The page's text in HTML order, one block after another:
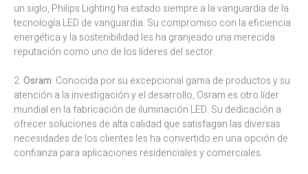
un siglo, Philips Lighting ha estado siempre a la vanguardia de la
tecnología LED de vanguardia. Su compromiso con la eficiencia
energética y la sostenibilidad les ha granjeado una merecida
reputación como uno de los líderes del sector.
2.Osram: Conocida por su excepcional gama de productos y su
atención a la investigación y el desarrollo, Osram es otro líder
mundial en la fabricación de iluminación LED. Su dedicación a
ofrecer soluciones de alta calidad que satisfagan las diversas
necesidades de los clientes les ha convertido en una opción de
confianza para aplicaciones residenciales y comerciales.